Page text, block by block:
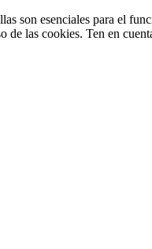
son esenciales para el
las cookies. Ten en